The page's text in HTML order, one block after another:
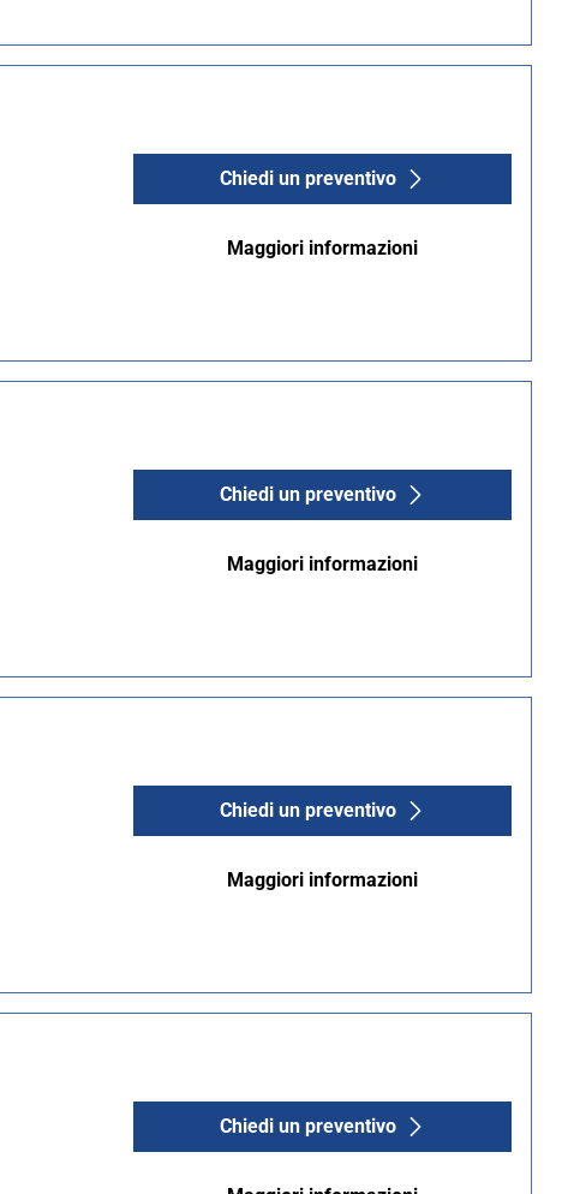
Chiedi un preventivo
Maggiori informazioni
Chiedi un preventivo
Maggiori informazioni
Chiedi un preventivo
Maggiori informazioni
Chiedi un preventivo